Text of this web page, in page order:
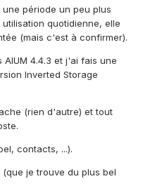
période un peu plus
quotidienne, elle
(mais c'est à confirmer).
4.4.3 et j'ai fais une
Inverted Storage
(rien d'autre) et tout
contacts, ...).
je trouve du plus bel